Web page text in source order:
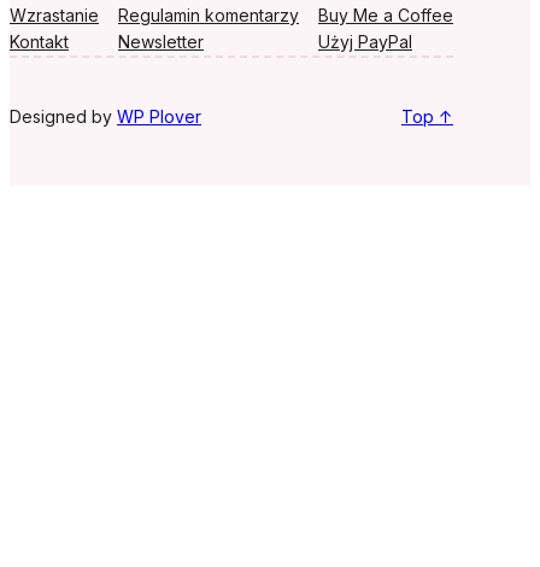
Wzrastanie
Kontakt
Regulamin komentarzy
Newsletter
Buy Me a Coffee
Użyj PayPal
Designed by WP Plover Top ↑